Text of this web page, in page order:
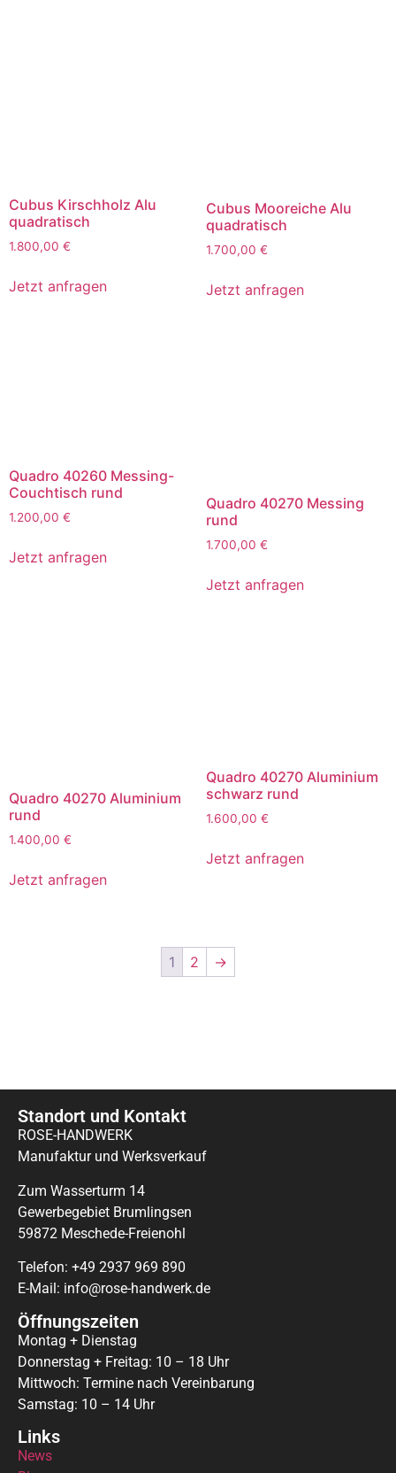
Cubus Kirschholz Alu
quadratisch
1.800,00 €
Jetzt anfragen
Cubus Mooreiche Alu
quadratisch
1.700,00 €
Jetzt anfragen
Quadro 40260 Messing-
Couchtisch rund
1.200,00 €
Jetzt anfragen
Quadro 40270 Messing
rund
1.700,00 €
Jetzt anfragen
Quadro 40270 Aluminium
rund
1.400,00 €
Jetzt anfragen
Quadro 40270 Aluminium
schwarz rund
1.600,00 €
Jetzt anfragen
1 2 →
Standort und Kontakt
ROSE-HANDWERK
Manufaktur und Werksverkauf
Zum Wasserturm 14
Gewerbegebiet Brumlingsen
59872 Meschede-Freienohl
Telefon: +49 2937 969 890
E-Mail: info@rose-handwerk.de
Öffnungszeiten
Montag + Dienstag
Donnerstag + Freitag: 10 – 18 Uhr
Mittwoch: Termine nach Vereinbarung
Samstag: 10 – 14 Uhr
Links
News